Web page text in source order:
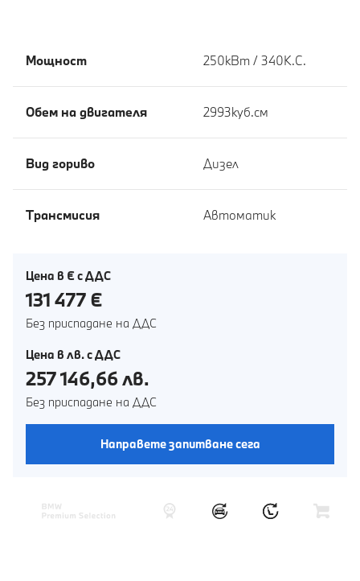
Мощност 250кВт / 340К.С.
Обем на двигателя 2993куб.cм
Вид гориво Дизел
Tрансмисия Автоматик
Цена в € с ДДС
131 477 €
Без приспадане на ДДС
Цена в лв. с ДДС
257 146,66 лв.
Без приспадане на ДДС
Направете запитване сега